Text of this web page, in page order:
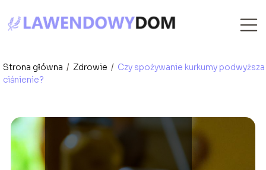
Strona główna / Zdrowie / Czy spożywanie kurkumy podwyższa
ciśnienie?